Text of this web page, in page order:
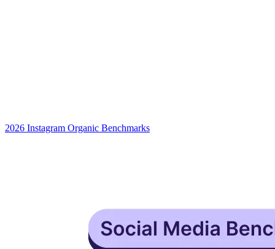
2026 Instagram Organic Benchmarks